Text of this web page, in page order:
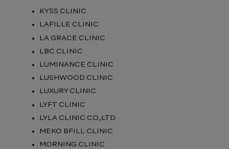
KYSS CLINIC
LAFILLE CLINIC
LA GRACE CLINIC
LBC CLINIC
LUMINANCE CLINIC
LUSHWOOD CLINIC
LUXURY CLINIC
LYFT CLINIC
LYLA CLINIC CO.,LTD.
MEKO BFILL CLINIC
MORNING CLINIC